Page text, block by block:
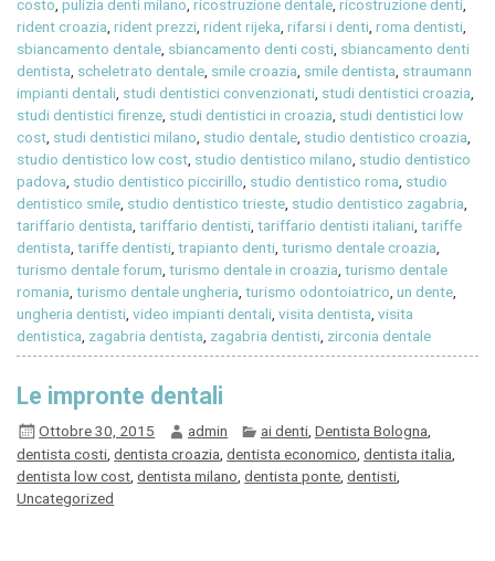
costo ,pulizia denti milano ,ricostruzione dentale ,ricostruzione denti
rident croazia ,rident prezzi ,rident rijeka ,rifarsi i denti ,roma dentisti
sbiancamento dentale sbiancamento denti costi sbiancamento denti
dentista scheletrato dentale smile croazia smile dentista straumann
impianti dentali studi dentistici convenzionati studi dentistici croazia
studi dentistici firenze studi dentistici in croazia studi dentistici low
cost studi dentistici milano studio dentale studio dentistico croazia
studio dentistico low cost studio dentistico milano studio dentistico
padova studio dentistico piccirillo studio dentistico roma studio
dentistico smile studio dentistico trieste studio dentistico zagabria
tariffario dentista ,tariffario dentisti ,tariffario dentisti italiani ,tariffe
dentista ,tariffe dentisti ,trapianto denti ,turismo dentale croazia
turismo dentale forum ,turismo dentale in croazia ,turismo dentale
romania ,turismo dentale ungheria ,turismo odontoiatrico ,un dente
ungheria dentisti ,video impianti dentali ,visita dentista ,visita
dentistica zagabria dentista zagabria dentisti zirconia dentale
Le impronte dentali
Ottobre 30, 2015 admin ai denti, Dentista Bologna
dentista costi ,dentista croazia ,dentista economico ,dentista italia
dentista low cost ,dentista milano ,dentista ponte ,dentisti
Uncategorized